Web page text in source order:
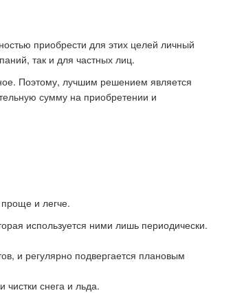
приобрести для этих целей личный
так и для частных лиц.
Поэтому, лучшим решением является
сумму на приобретении и
проще и легче.
используется ними лишь периодически.
и регулярно подвергается плановым
снега и льда.